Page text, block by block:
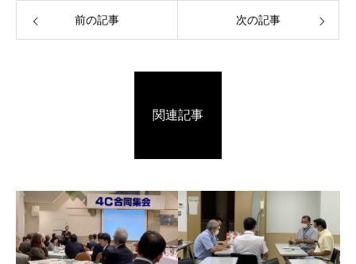
前の記事 次の記事
関連記事